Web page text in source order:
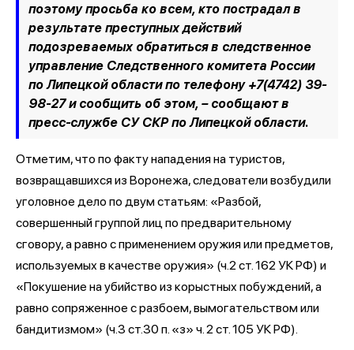
поэтому просьба ко всем, кто пострадал в
результате преступных действий
подозреваемых обратиться в следственное
управление Следственного комитета России
по Липецкой области по телефону +7(4742) 39-
98-27 и сообщить об этом, – сообщают в
пресс-службе СУ СКР по Липецкой области.
Отметим, что по факту нападения на туристов,
возвращавшихся из Воронежа, следователи возбудили
уголовное дело по двум статьям: «Разбой,
совершенный группой лиц по предварительному
сговору, а равно с применением оружия или предметов,
используемых в качестве оружия» (ч.2 ст. 162 УК РФ) и
«Покушение на убийство из корыстных побуждений, а
равно сопряженное с разбоем, вымогательством или
бандитизмом» (ч.3 ст.30 п. «з» ч. 2 ст. 105 УК РФ).